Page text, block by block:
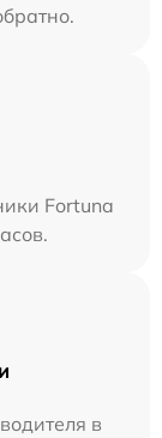
Fortuna
в